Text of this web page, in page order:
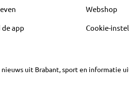
app
Webshop
Cookie-
uit Brabant, sport en informatie